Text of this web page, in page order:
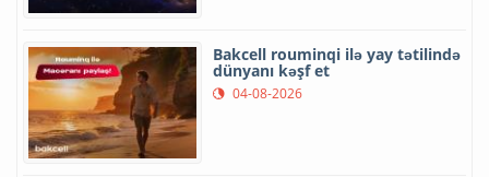
Bakcell rouminqi ilə yay tətilində
dünyanı kəşf et
04-08-2026